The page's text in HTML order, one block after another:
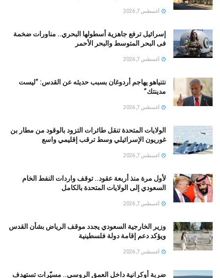
أغسطس 7, 2026
إسرائيل ترفع جاهزية أسطولها البحري.. مناورات ضخمة
فى البحر المتوسط والبحر الأحمر
أغسطس 7, 2026
نتنياهو يهاجم أردوغان بسبب حديثه عن القدس: “ليست
مدينتك”
أغسطس 7, 2026
الولايات المتحدة تنقل طائرات التزود بالوقود من مطار بن
غوريون الإسرائيلي وسط ترقب إقليمي واسع
أغسطس 7, 2026
لأول مرة منذ أربعة عقود.. توقف واردات النفط الخام
السعودي إلى الولايات المتحدة بالكامل
أغسطس 7, 2026
وزير الخارجية السعودي يجدد موقف الرياض بشأن القدس
ويؤكد دعم إقامة دولة فلسطينية
أغسطس 7, 2026
ضربة أوكرانية داخل العمق الروسي.. مسيّرات تستهدف